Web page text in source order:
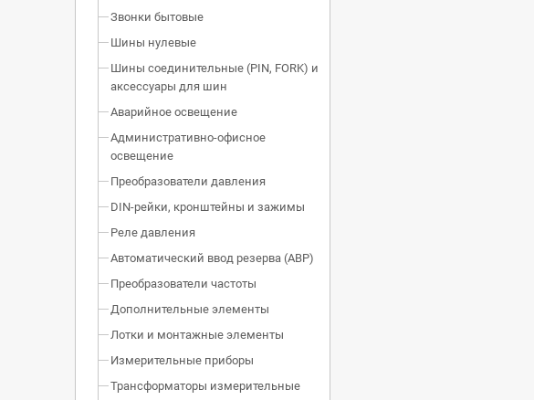
Звонки бытовые
Шины нулевые
Шины соединительные (PIN, FORK) и
аксессуары для шин
Аварийное освещение
Административно-офисное
освещение
Преобразователи давления
DIN-рейки, кронштейны и зажимы
Реле давления
Автоматический ввод резерва (АВР)
Преобразователи частоты
Дополнительные элементы
Лотки и монтажные элементы
Измерительные приборы
Трансформаторы измерительные